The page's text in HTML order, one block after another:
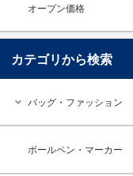
オープン価格
カテゴリから検索
バッグ・ファッション
ボールペン・マーカー